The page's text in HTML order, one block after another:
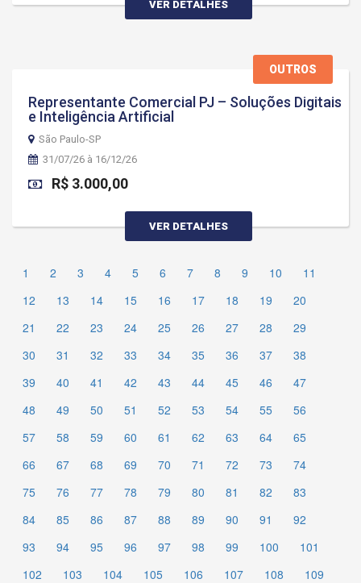
VER DETALHES
OUTROS
Representante Comercial PJ – Soluções Digitais
e Inteligência Artificial
São Paulo-SP
31/07/26 à 16/12/26
R$ 3.000,00
VER DETALHES
1 2 3 4 5 6 7 8 9 10
11
12
13 14 15 16 17 18 19
20
21
22 23 24 25 26 27 28
29
30
31 32 33 34 35 36 37
38
39
40 41 42 43 44 45 46
47
48
49 50 51 52 53 54 55
56
57
58 59 60 61 62 63 64
65
66
67 68 69 70 71 72 73
74
75
76 77 78 79 80 81 82
83
84
85 86 87 88 89 90 91
92
93
94 95 96 97 98 99 100
101
102
103 104 105 106 107 108
109